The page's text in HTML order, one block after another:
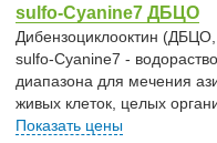
sulfo-Cyanine7 ДБЦО
Дибензоциклооктин
sulfo-Cyanine7 -
диапазона для мечения
живых клеток, целых
Показать цены